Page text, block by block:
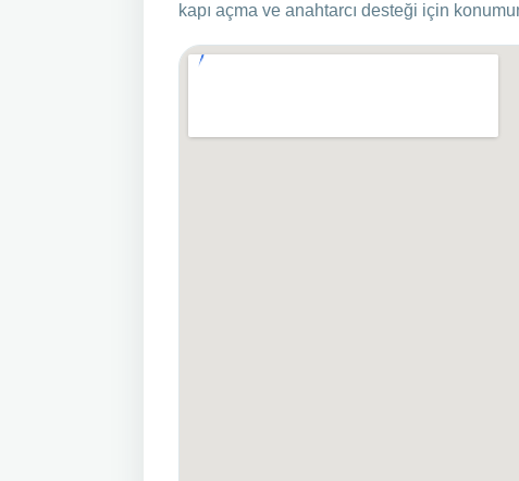
kapı açma ve anahtarcı desteği için